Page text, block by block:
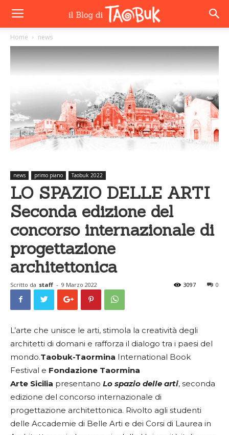
Home news
news primo piano Taobuk 2022
LO SPAZIO DELLE ARTI
Seconda edizione del
concorso internazionale di
progettazione
architettonica
Scritto da staff - 9 Marzo 2022 0
3097
L’arte che unisce le arti, stimola la creatività degli
architetti di domani e rafforza il dialogo tra i paesi del
mondo.Taobuk-Taormina International Book
Festival e Fondazione Taormina
Arte Sicilia presentano Lo spazio delle arti, seconda
edizione del concorso internazionale di
progettazione architettonica. Rivolto agli studenti
delle Accademie di Belle Arti e dei Corsi di Laurea in